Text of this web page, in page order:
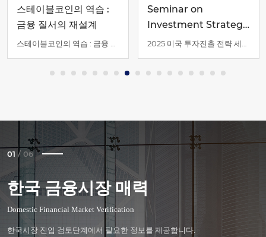
스테이블코인의 역습 :
금융 질서의 재설계
스테이블코인의 역습 : 금융 질서의 재설계
Seminar on
Investment Strategy
in the U.S 2025
2025 미국 투자진출 전략 세미나
한국 금융시장 매력
Domestic Financial Market Verification
한국시장 진입 검토단계에서 필요한 정보를 제공합니다.
사무공간 지원
Office space
한국시장 진입 의사결정단계에서 필요한 정보를 제공합니다.
금융업 인·허가
Financial licenses
한국시장 진입 의사결정단계에서 필요한 정보를 제공합니다.
인력채용 및 규제
Recruitments
한국 법인설립 이후, 조기안정화를 위한 정보를 제공합니다.
세금/회계 정산
Tax/Accounting
한국 법인설립 이후, 조기안정화를 위한 정보를 제공합니다.
외국인 임직원 정주지원
Settlement support
한국 법인설립 이후, 조기안정화를 위한 정보를 제공합니다.
01 / 06